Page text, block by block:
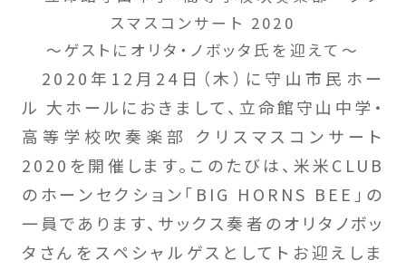
スマスコンサート 2020
～ゲストにオリタ・ノボッタ氏を迎えて～
2020年12月24日（木）に守山市民ホー
ル 大ホールにおきまして、立命館守山中学・
高等学校吹奏楽部 クリスマスコンサート
2020を開催します。このたびは、米米CLUB
のホーンセクション「BIG HORNS BEE」の
一員であります、サックス奏者のオリタノボッ
タさんをスペシャルゲスとしてトお迎えしま